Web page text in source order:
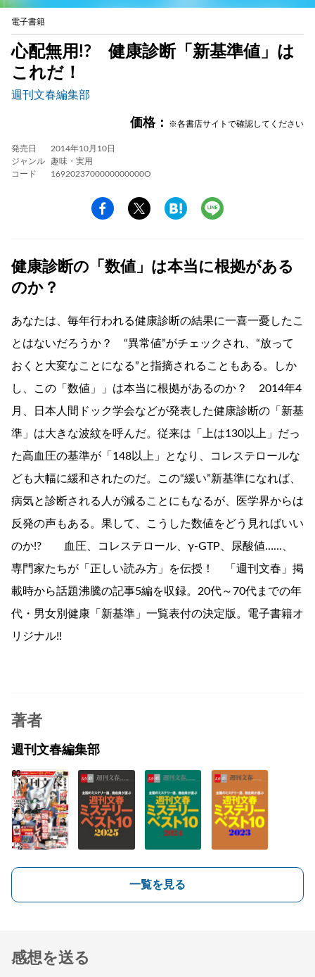
電子書籍
心配無用!? 健康診断「新基準値」は
これだ！
週刊文春編集部
価格： ※各書店サイトで確認してください
発売日
2014年10月10日
ジャンル
趣味・実用
コード
1692023700000000000O
健康診断の「数値」は本当に根拠がある
のか？
あなたは、毎年行われる健康診断の結果に一喜一憂したこ
とはないだろうか？ “異常値”がチェックされ、“放って
おくと大変なことになる”と指摘されることもある。しか
し、この「数値」」は本当に根拠があるのか？ 2014年4
月、日本人間ドック学会などが発表した健康診断の「新基
準」は大きな波紋を呼んだ。従来は「上は130以上」だっ
た高血圧の基準が「148以上」となり、コレステロールな
ども大幅に緩和されたのだ。この“緩い”新基準になれば、
病気と診断される人が減ることにもなるが、医学界からは
反発の声もある。果して、こうした数値をどう見ればいい
のか!? 血圧、コレステロール、γ-GTP、尿酸値……、
専門家たちが「正しい読み方」を伝授！ 「週刊文春」掲
載時から話題沸騰の記事5編を収録。20代～70代までの年
代・男女別健康「新基準」一覧表付の決定版。電子書籍オ
リジナル!!
著者
週刊文春編集部
一覧を見る
感想を送る